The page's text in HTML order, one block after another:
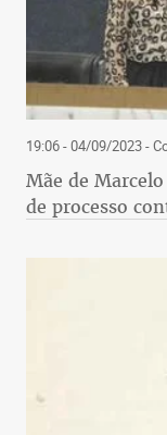
19:06 - 04/09/2023-
Mãe de
de processo